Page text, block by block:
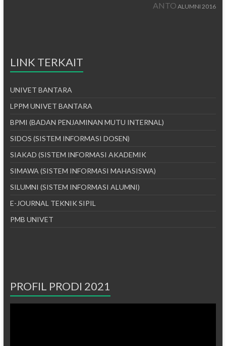
ANTO ALUMNI 2016
LINK TERKAIT
UNIVET BANTARA
LPPM UNIVET BANTARA
BPMI (BADAN PENJAMINAN MUTU INTERNAL)
SIDOS (SISTEM INFORMASI DOSEN)
SIAKAD (SISTEM INFORMASI AKADEMIK
SIMAWA (SISTEM INFORMASI MAHASISWA)
SILUMNI (SISTEM INFORMASI ALUMNI)
E-JOURNAL TEKNIK SIPIL
PMB UNIVET
PROFIL PRODI 2021